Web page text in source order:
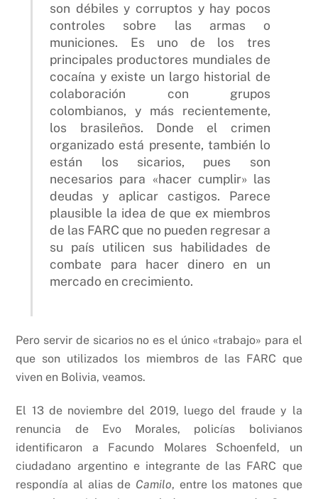
son débiles y corruptos y hay pocos
controles sobre las armas o
municiones. Es uno de los tres
principales productores mundiales de
cocaína y existe un largo historial de
colaboración con grupos
colombianos, y más recientemente,
los brasileños. Donde el crimen
organizado está presente, también lo
están los sicarios, pues son
necesarios para «hacer cumplir» las
deudas y aplicar castigos. Parece
plausible la idea de que ex miembros
de las FARC que no pueden regresar a
su país utilicen sus habilidades de
combate para hacer dinero en un
mercado en crecimiento.
Pero servir de sicarios no es el único «trabajo» para el
que son utilizados los miembros de las FARC que
viven en Bolivia, veamos.
El 13 de noviembre del 2019, luego del fraude y la
renuncia de Evo Morales, policías bolivianos
identificaron a Facundo Molares Schoenfeld, un
ciudadano argentino e integrante de las FARC que
respondía al alias de Camilo, entre los matones que